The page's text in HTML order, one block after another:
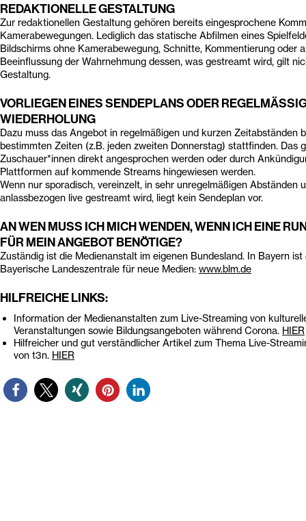
REDAKTIONELLE GESTALTUNG
Zur redaktionellen Gestaltung gehören bereits eingesprochene
Kamerabewegungen. Lediglich das statische Abfilmen eines
Bildschirms ohne Kamerabewegung, Schnitte, Kommentierung oder
Beeinflussung der Wahrnehmung dessen, was gestreamt wird, gilt
Gestaltung.
VORLIEGEN EINES SENDEPLANS ODER REGELMÄSSIGE
IEDERHOLUNG
Dazu muss das Angebot in regelmäßigen und kurzen Zeitabständen
bestimmten Zeiten (z.B. jeden zweiten Donnerstag) stattfinden. Das
Zuschauer*innen direkt angesprochen werden oder durch
Plattformen auf kommende Streams hingewiesen werden.
Wenn nur sporadisch, vereinzelt, in sehr unregelmäßigen Abständen
anlassbezogen live gestreamt wird, liegt kein Sendeplan vor.
AN WEN MUSS ICH MICH WENDEN, WENN ICH EINE
FÜR MEIN ANGEBOT BENÖTIGE?
Zuständig ist die Medienanstalt im eigenen Bundesland. In Bayern ist
Bayerische Landeszentrale für neue Medien: www.blm.de
HILFREICHE LINKS:
Information der Medienanstalten zum Live-Streaming von
Veranstaltungen sowie Bildungsangeboten während Corona. HIER
Hilfreicher und gut verständlicher Artikel zum Thema Live-
von t3n. HIER